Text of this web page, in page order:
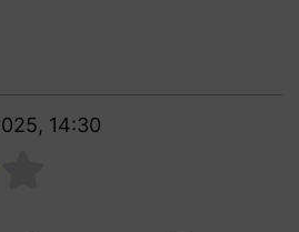
14:30